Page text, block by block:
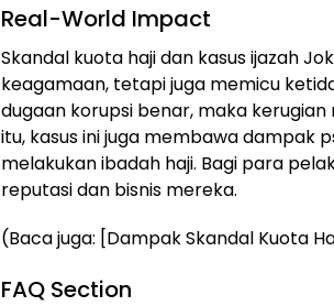
Real-World Impact
Skandal kuota haji dan kasus ijazah
keagamaan, tetapi juga memicu
dugaan korupsi benar, maka
itu, kasus ini juga membawa dampak
melakukan ibadah haji. Bagi para
reputasi dan bisnis mereka.
(Baca juga: [Dampak Skandal Kuota
FAQ Section